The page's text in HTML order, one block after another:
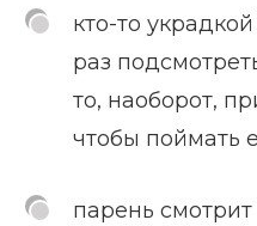
кто-то
раз
то, наоборот,
чтобы поймать
парень